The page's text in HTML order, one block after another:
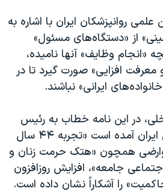
نوبل صلح
«سی‌پک»
روانپزشکان ایران با اشاره به
از «دستگاه‌های مسئول»
«انجام وظایف» آنها نامیده،
معرفت افزایی» صورت گیرد تا در
ایرانی» نباشند.
در این نامه خطاب به رئیس
دولت جمهوری اسلامی ایران آمده است «تجربه ۴۴ سال
همچون «هتک حرمت زنان و
جامعه»، افزایش روزافزون
را آشکاراً نشان داده است.